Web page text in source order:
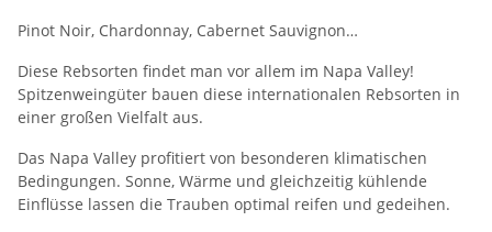
Pinot Noir, Chardonnay, Cabernet Sauvignon…
Diese Rebsorten findet man vor allem im Napa Valley!
Spitzenweingüter bauen diese internationalen Rebsorten in
einer großen Vielfalt aus.
Das Napa Valley profitiert von besonderen klimatischen
Bedingungen. Sonne, Wärme und gleichzeitig kühlende
Einflüsse lassen die Trauben optimal reifen und gedeihen.